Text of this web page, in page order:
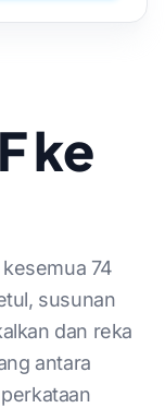
ke
74
susunan
dan reka
antara